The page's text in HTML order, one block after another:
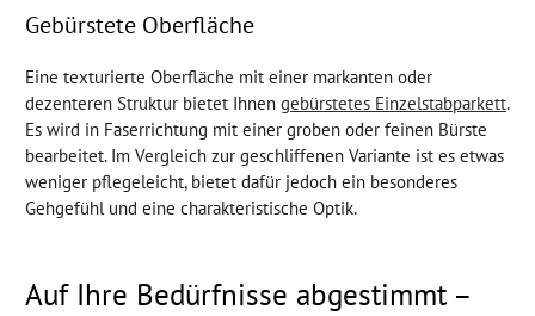
Gebürstete Oberfläche
Eine texturierte Oberfläche mit einer markanten oder
dezenteren Struktur bietet Ihnen gebürstetes Einzelstabparkett.
Es wird in Faserrichtung mit einer groben oder feinen Bürste
bearbeitet. Im Vergleich zur geschliffenen Variante ist es etwas
weniger pflegeleicht, bietet dafür jedoch ein besonderes
Gehgefühl und eine charakteristische Optik.
Auf Ihre Bedürfnisse abgestimmt –